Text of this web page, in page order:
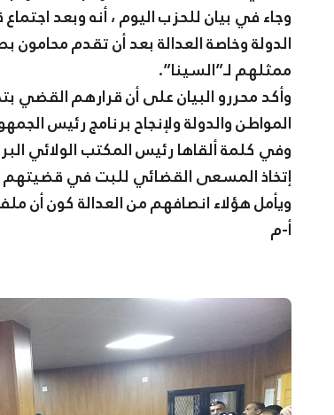
وجاء في بيان للحزب اليوم ، أنه وبعد
الدولة وخاصة العدالة بعد أن تقدم محامون
ممثلهم لـ”السينا”.
وأكد محررو البيان على أن قرارهم القضي
المواطن والدولة ولإنجاح برنامج رئيس
وفي كلمة ألقاها رئيس المكتب الولائي
إتخاذ المسعى القضائي للبت في قضيتهم
ويأمل هؤلاء انصافهم من العدالة كون أن
أ-م